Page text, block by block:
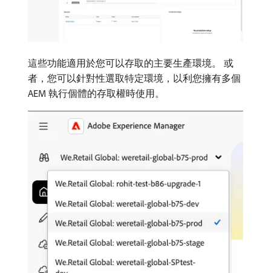
這些功能適用於您可以存取的主要生產環境。 或
者，您可以針對性選取特定環境，以利您擁有多個
AEM 執行個體的存取權時使用。